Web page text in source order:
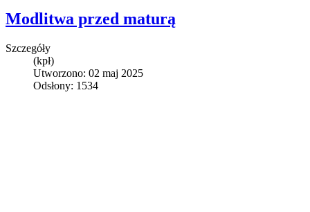
Modlitwa przed maturą
Szczegóły
(kpł)
Utworzono: 02 maj 2025
Odsłony: 1534